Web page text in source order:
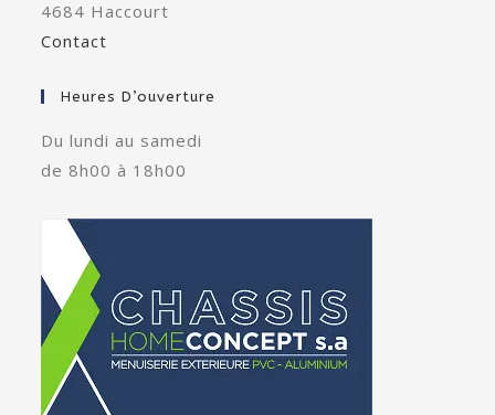
4684 Haccourt
Contact
Heures D’ouverture
Du lundi au samedi
de 8h00 à 18h00